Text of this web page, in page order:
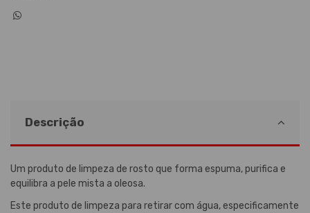
Descrição
Um produto de limpeza de rosto que forma espuma, purifica e
equilibra a pele mista a oleosa.
Este produto de limpeza para retirar com água, especificamente